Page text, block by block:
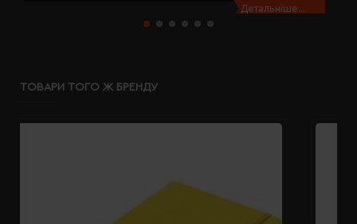
Детальніше...
ТОВАРИ ТОГО Ж БРЕНДУ